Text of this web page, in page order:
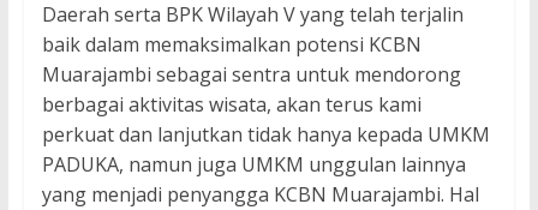
Daerah serta BPK Wilayah V yang telah terjalin
baik dalam memaksimalkan potensi KCBN
Muarajambi sebagai sentra untuk mendorong
berbagai aktivitas wisata, akan terus kami
perkuat dan lanjutkan tidak hanya kepada UMKM
PADUKA, namun juga UMKM unggulan lainnya
yang menjadi penyangga KCBN Muarajambi. Hal